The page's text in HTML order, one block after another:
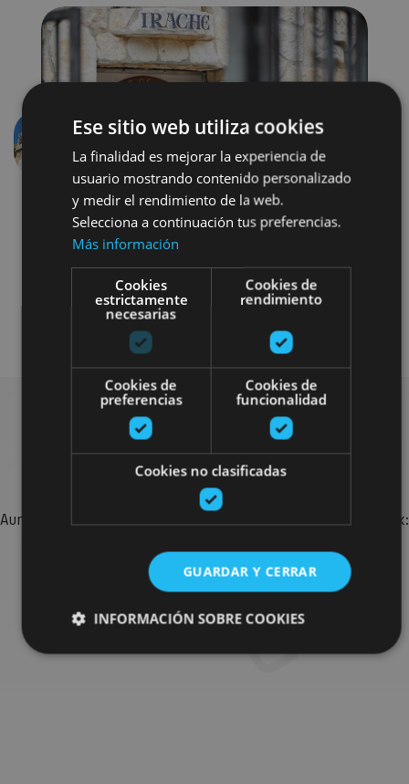
Aurrekoa
Enoturismo
Bilatu plan gehiago
Aurkitu zure bidaia Nafarroan osatzeko planak eta iradokizunak:
garrantzitsuenak.
Joan planen bilatzailera
Ese sitio web utiliza cookies
La finalidad es mejorar la experiencia de
usuario mostrando contenido personalizado
y medir el rendimiento de la web.
Selecciona a continuación tus preferencias.
Más información
Cookies
estrictamente
necesarias
Cookies de
rendimiento
Cookies de
preferencias
Cookies de
funcionalidad
Cookies no clasificadas
GUARDAR Y CERRAR
INFORMACIÓN SOBRE COOKIES